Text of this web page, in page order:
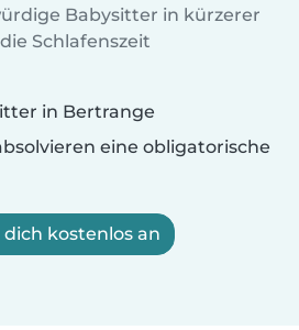
Babysitter in kürzerer
Schlafenszeit
in Bertrange
eine obligatorische
dich kostenlos an